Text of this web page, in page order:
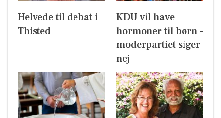
Helvede til debat i
Thisted
KDU vil have
hormoner til børn –
moderpartiet siger
nej